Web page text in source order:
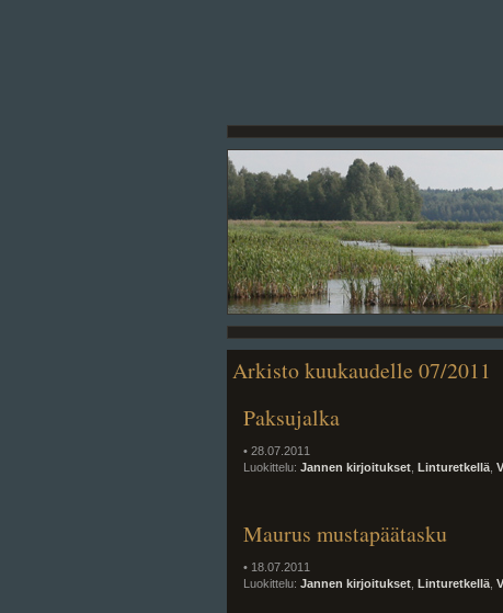
Arkisto kuukaudelle 07/2011
Paksujalka
• 28.07.2011
Luokittelu: Jannen kirjoitukset Linturetkellä
Maurus mustapäätasku
• 18.07.2011
Luokittelu: Jannen kirjoitukset Linturetkellä